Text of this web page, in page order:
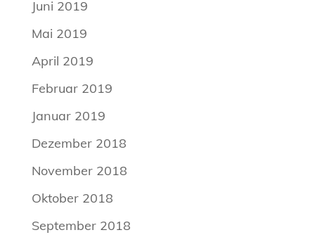
Juni 2019
Mai 2019
April 2019
Februar 2019
Januar 2019
Dezember 2018
November 2018
Oktober 2018
September 2018